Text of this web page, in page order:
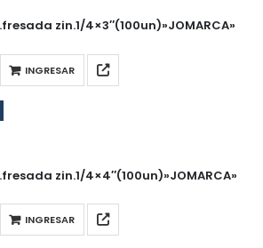
zin.1/4×3″(100un)»JOMARCA»
INGRESAR
zin.1/4×4″(100un)»JOMARCA»
INGRESAR